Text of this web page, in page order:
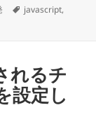
タ
javascript,
タグを挿入してみ
れるチ
設定し